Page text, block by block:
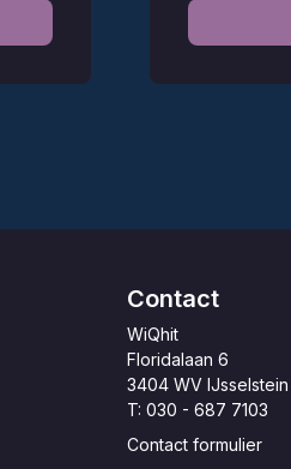
Contact
WiQhit
Floridalaan 6
3404 WV IJsselstein
T: 030 - 687 7103
Contact formulier